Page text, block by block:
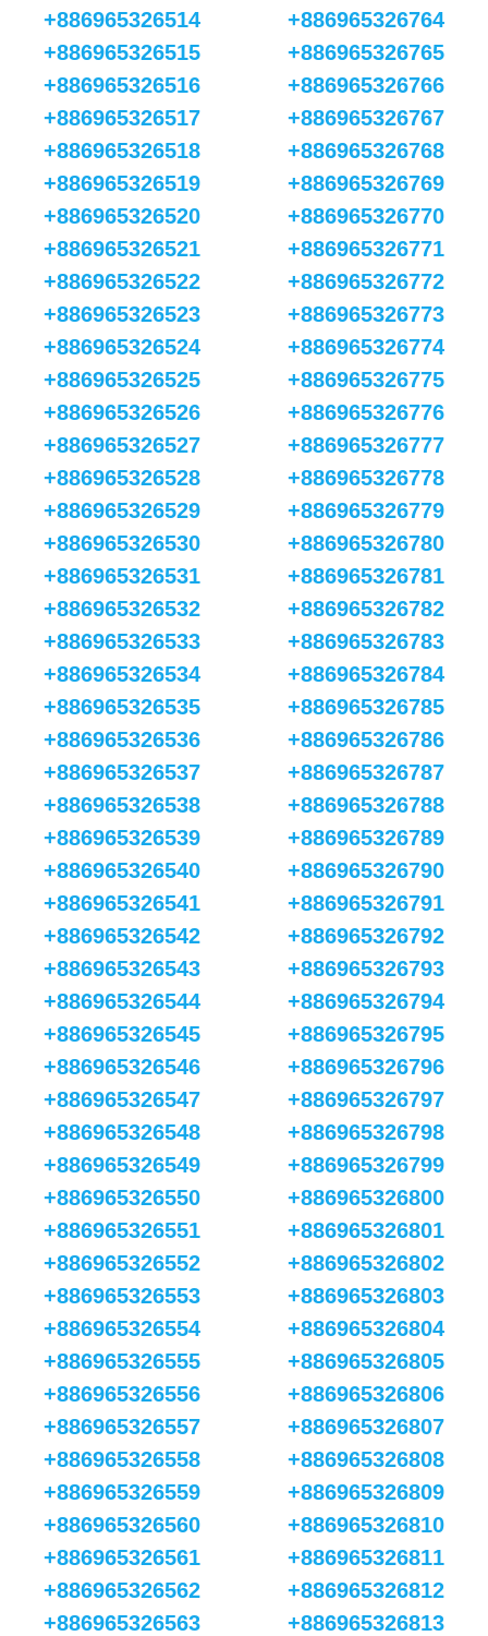
+886965326514
+886965326515
+886965326516
+886965326517
+886965326518
+886965326519
+886965326520
+886965326521
+886965326522
+886965326523
+886965326524
+886965326525
+886965326526
+886965326527
+886965326528
+886965326529
+886965326530
+886965326531
+886965326532
+886965326533
+886965326534
+886965326535
+886965326536
+886965326537
+886965326538
+886965326539
+886965326540
+886965326541
+886965326542
+886965326543
+886965326544
+886965326545
+886965326546
+886965326547
+886965326548
+886965326549
+886965326550
+886965326551
+886965326552
+886965326553
+886965326554
+886965326555
+886965326556
+886965326557
+886965326558
+886965326559
+886965326560
+886965326561
+886965326562
+886965326563
+886965326764
+886965326765
+886965326766
+886965326767
+886965326768
+886965326769
+886965326770
+886965326771
+886965326772
+886965326773
+886965326774
+886965326775
+886965326776
+886965326777
+886965326778
+886965326779
+886965326780
+886965326781
+886965326782
+886965326783
+886965326784
+886965326785
+886965326786
+886965326787
+886965326788
+886965326789
+886965326790
+886965326791
+886965326792
+886965326793
+886965326794
+886965326795
+886965326796
+886965326797
+886965326798
+886965326799
+886965326800
+886965326801
+886965326802
+886965326803
+886965326804
+886965326805
+886965326806
+886965326807
+886965326808
+886965326809
+886965326810
+886965326811
+886965326812
+886965326813